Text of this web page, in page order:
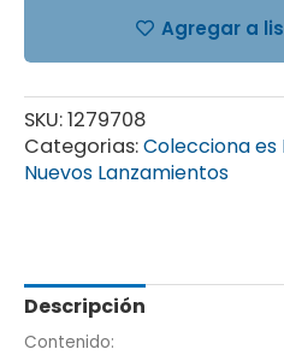
Agregar a
SKU:1279708
Categorias:Colecciona es
Nuevos Lanzamientos
Descripción
Contenido: